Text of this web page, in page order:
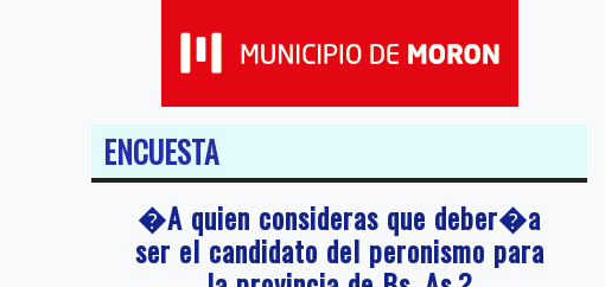
ENCUESTA
�A quien consideras que deber�a
ser el candidato del peronismo para